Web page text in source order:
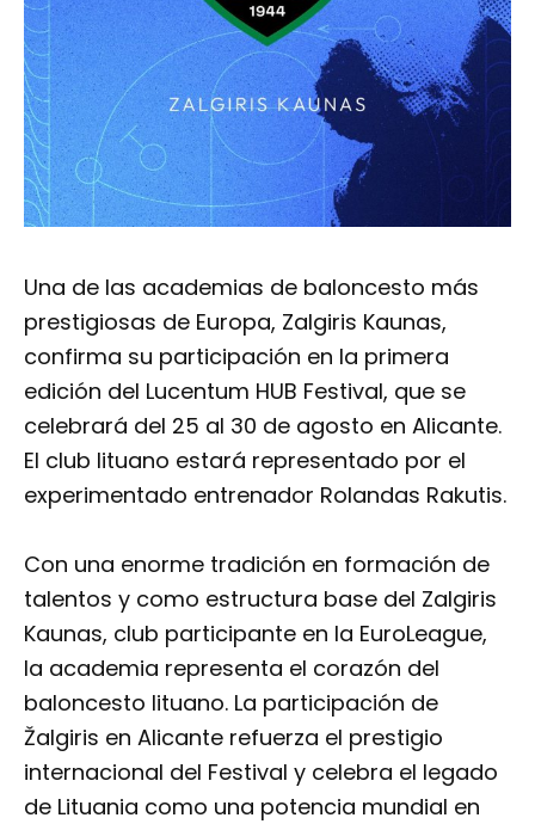
Una de las academias de baloncesto más
prestigiosas de Europa, Zalgiris Kaunas,
confirma su participación en la primera
edición del Lucentum HUB Festival, que se
celebrará del 25 al 30 de agosto en Alicante.
El club lituano estará representado por el
experimentado entrenador Rolandas Rakutis.
Con una enorme tradición en formación de
talentos y como estructura base del Zalgiris
Kaunas, club participante en la EuroLeague,
la academia representa el corazón del
baloncesto lituano. La participación de
Žalgiris en Alicante refuerza el prestigio
internacional del Festival y celebra el legado
de Lituania como una potencia mundial en